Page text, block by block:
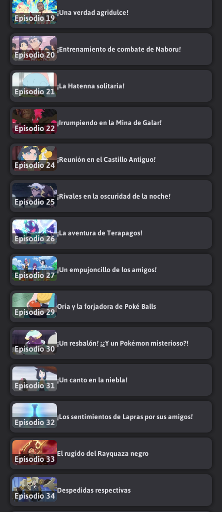
Episodio 19
¡Una verdad agridulce!
Episodio 20
¡Entrenamiento de combate de Naboru!
Episodio 21
¡La Hatenna solitaria!
Episodio 22
¡Irrumpiendo en la Mina de Galar!
Episodio 24
¡Reunión en el Castillo Antiguo!
Episodio 25
¡Rivales en la oscuridad de la noche!
Episodio 26
¡La aventura de Terapagos!
Episodio 27
¡Un empujoncillo de los amigos!
Episodio 29
Oria y la forjadora de Poké Balls
Episodio 30
¡Un resbalón! ¡¿Y un Pokémon misterioso?!
Episodio 31
¡Un canto en la niebla!
Episodio 32
¡Los sentimientos de Lapras por sus amigos!
Episodio 33
El rugido del Rayquaza negro
Episodio 34
Despedidas respectivas